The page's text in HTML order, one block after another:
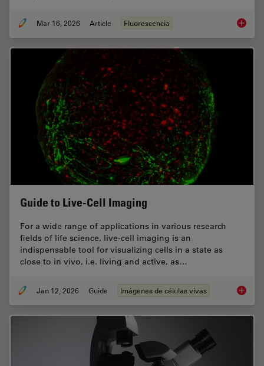
Mar 16, 2026 Article Fluorescencia
Guide to Live-Cell Imaging
For a wide range of applications in various research
fields of life science, live-cell imaging is an
indispensable tool for visualizing cells in a state as
close to in vivo, i.e. living and active, as…
Jan 12, 2026 Guide Imágenes de células vivas Guide